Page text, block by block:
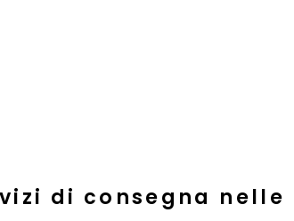
di consegna nelle